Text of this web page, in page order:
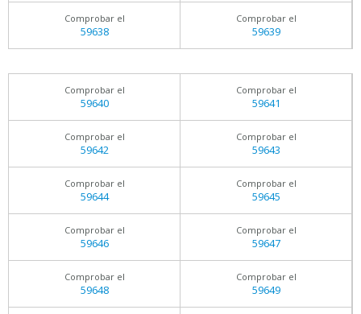
Comprobar el
59638
Comprobar el
59639
Comprobar el
59640
Comprobar el
59641
Comprobar el
59642
Comprobar el
59643
Comprobar el
59644
Comprobar el
59645
Comprobar el
59646
Comprobar el
59647
Comprobar el
59648
Comprobar el
59649